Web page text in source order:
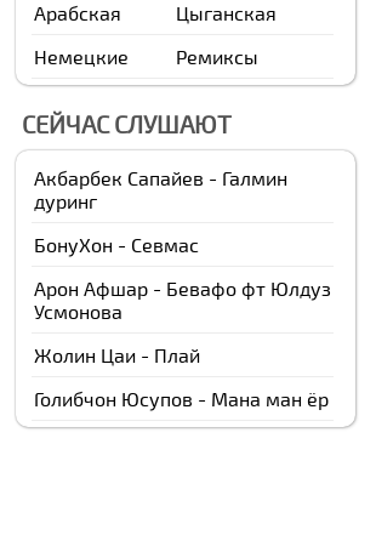
Арабская
Цыганская
Немецкие
Ремиксы
СЕЙЧАС СЛУШАЮТ
Акбарбек Сапайев - Галмин
дуринг
БонуXон - Севмас
Арон Афшар - Бевафо фт Юлдуз
Усмонова
Жолин Цаи - Плай
Голибчон Юсупов - Мана ман ёр